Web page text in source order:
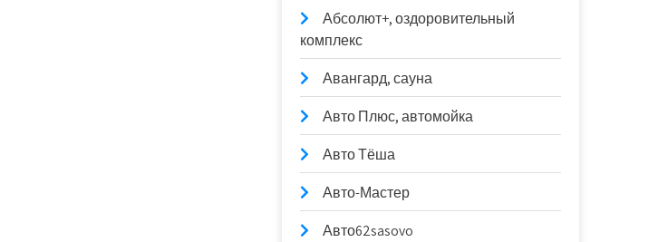
Абсолют+, оздоровительный
комплекс
Авангард, сауна
Авто Плюс, автомойка
Авто Тёша
Авто-Мастер
Авто62sasovo